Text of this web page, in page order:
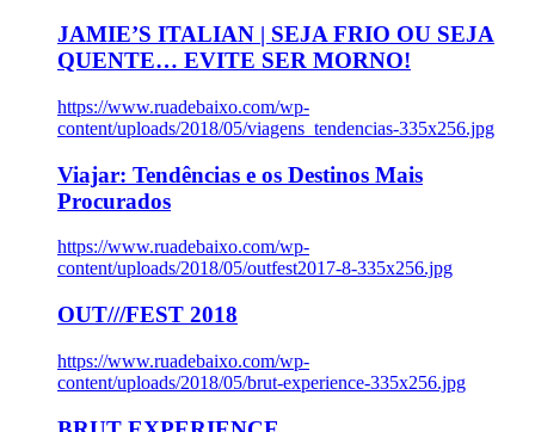
JAMIE’S ITALIAN | SEJA FRIO OU SEJA
QUENTE… EVITE SER MORNO!
https://www.ruadebaixo.com/wp-
content/uploads/2018/05/viagens_tendencias-335x256.jpg
Viajar: Tendências e os Destinos Mais
Procurados
https://www.ruadebaixo.com/wp-
content/uploads/2018/05/outfest2017-8-335x256.jpg
OUT///FEST 2018
https://www.ruadebaixo.com/wp-
content/uploads/2018/05/brut-experience-335x256.jpg